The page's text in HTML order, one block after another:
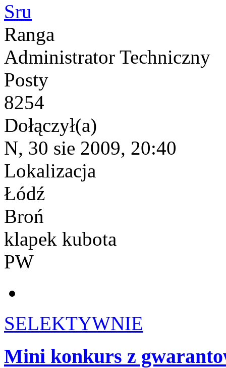
Sru
Ranga
Administrator Techniczny
Posty
8254
Dołączył(a)
N, 30 sie 2009, 20:40
Lokalizacja
Łódź
Broń
klapek kubota
PW
SELEKTYWNIE
Mini konkurs z